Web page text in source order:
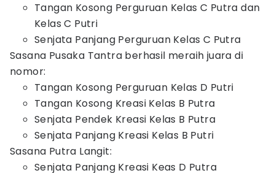
Tangan Kosong Perguruan Kelas C Putra dan
Kelas C Putri
Senjata Panjang Perguruan Kelas C Putra
Sasana Pusaka Tantra berhasil meraih juara di
nomor:
Tangan Kosong Perguruan Kelas D Putri
Tangan Kosong Kreasi Kelas B Putra
Senjata Pendek Kreasi Kelas B Putra
Senjata Panjang Kreasi Kelas B Putri
Sasana Putra Langit:
Senjata Panjang Kreasi Keas D Putra